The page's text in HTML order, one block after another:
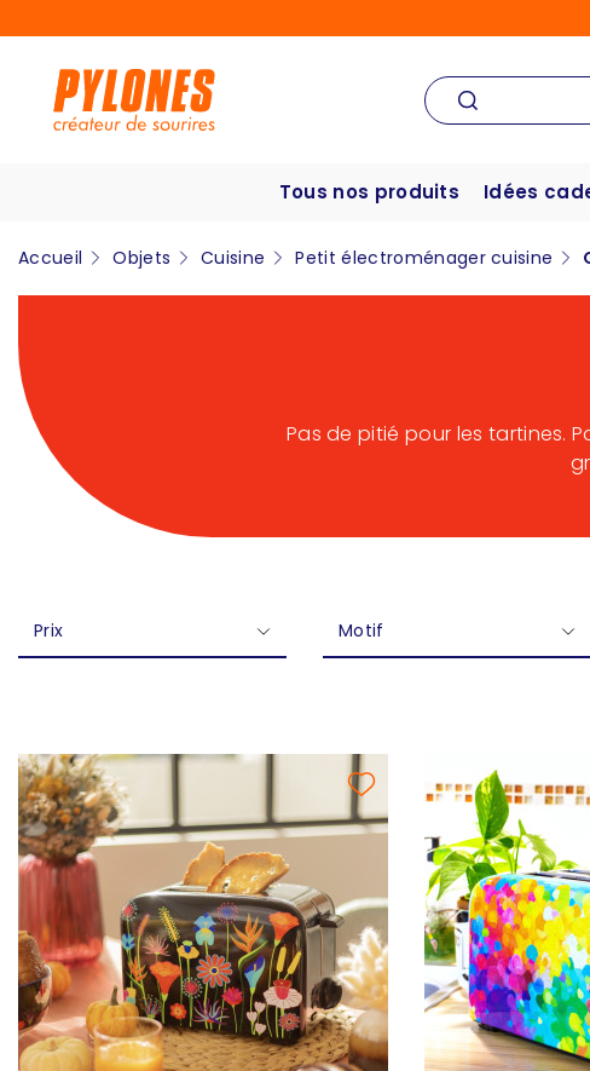
Tous nos produits Idées
Accueil Objets Cuisine Petit électroménager cuisine
Pas de pitié pour les tartines.
Prix Motif